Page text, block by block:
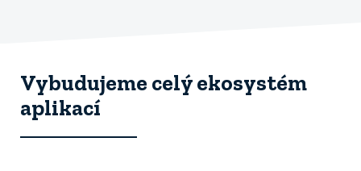
Vybudujeme celý ekosystém
aplikací